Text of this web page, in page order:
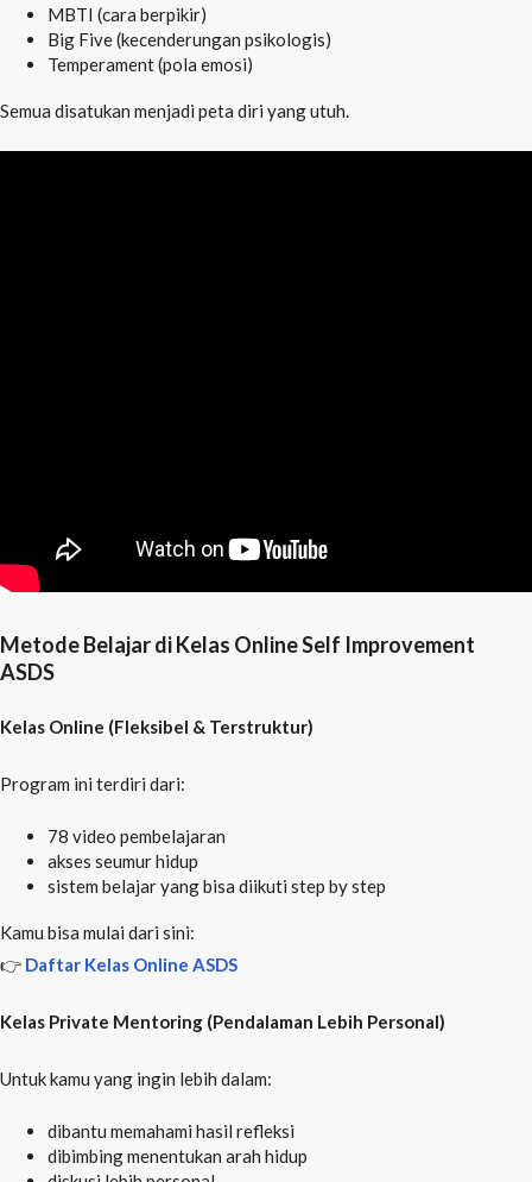
MBTI (cara berpikir)
Big Five (kecenderungan psikologis)
Temperament (pola emosi)
Semua disatukan menjadi peta diri yang utuh.
Metode Belajar di Kelas Online Self Improvement
ASDS
Kelas Online (Fleksibel & Terstruktur)
Program ini terdiri dari:
78 video pembelajaran
akses seumur hidup
sistem belajar yang bisa diikuti step by step
Kamu bisa mulai dari sini:
👉 Daftar Kelas Online ASDS
Kelas Private Mentoring (Pendalaman Lebih Personal)
Untuk kamu yang ingin lebih dalam:
dibantu memahami hasil refleksi
dibimbing menentukan arah hidup